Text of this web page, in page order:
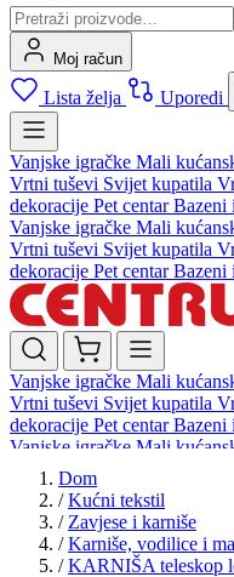
Moj račun
Lista želja Uporedi
Vanjske igračke Mali
Vrtni tuševi Svijet kupatila
dekoracije Pet centarBazeni
Vanjske igračke Mali
Vrtni tuševi Svijet kupatila
dekoracije Pet centarBazeni
Vanjske igračke Mali
Vrtni tuševi Svijet kupatila
dekoracije Pet centarBazeni
Vanjske igračke Mali
Vrtni tuševi
dekoracijePet centar
Dom
/ Kućni tekstil
/ Zavjese i karniše
/ Karniše, vodilice i
/ KARNIŠA teleskop